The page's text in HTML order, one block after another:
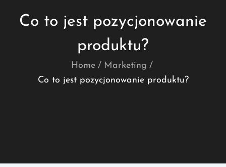
Co to jest pozycjonowanie
produktu?
Home
Marketing
Co to jest pozycjonowanie produktu?